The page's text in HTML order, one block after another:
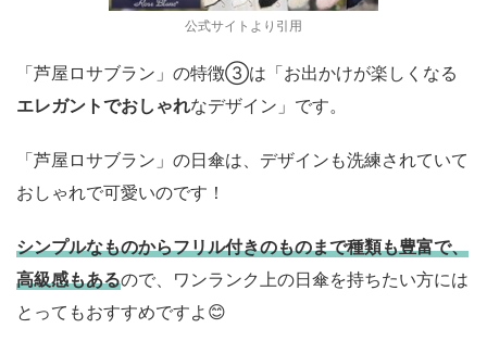
公式サイトより引用
「芦屋ロサブラン」の特徴③は「お出かけが楽しくなる
エレガントでおしゃれなデザイン」です。
「芦屋ロサブラン」の日傘は、デザインも洗練されていて
おしゃれで可愛いのです！
シンプルなものからフリル付きのものまで種類も豊富で、
高級感もあるので、ワンランク上の日傘を持ちたい方には
とってもおすすめですよ😊